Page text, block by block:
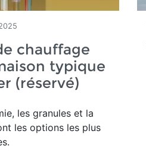
chauffage
typique
(réservé)
les granules et la
les options les plus